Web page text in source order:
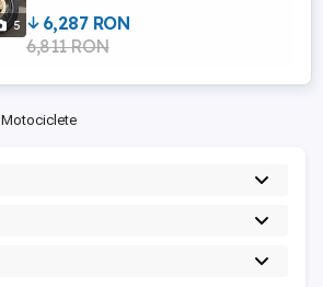
5
mesaj
6,287 RON
6,811 RON
Motociclete